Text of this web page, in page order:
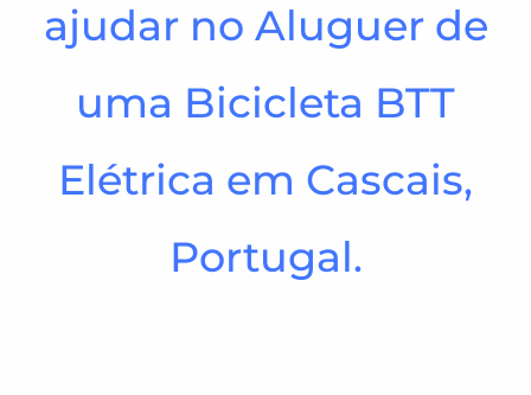
ajudar no Aluguer de
uma Bicicleta BTT
Elétrica em Cascais,
Portugal.​